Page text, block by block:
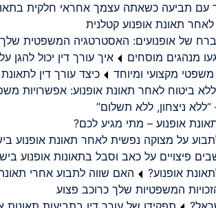
עם תביעה כשאתה עצמך אחראי חלקית
תאונת אופנוע קטלנית
של אופנועים: האסטרטגיה המשפטית שלך
מנהגים מוסחים
איך עורך דין יכול להגן
משפטי מקצועי ומיוחד
כיצד עורך דין
ביטוח לאחר תאונת אופנוע: אפשרויות
ניצחון, ללא תשלום”
אופנוע – מתי מגיע לכם?
על מצוקה נפשית לאחר תאונת אופנוע
פיצויים על כאב וסבל בתאונות אופנוע
אופנוע?
האם שווה לתבוע אחרי
המשפטיות שלך כרוכב פצוע